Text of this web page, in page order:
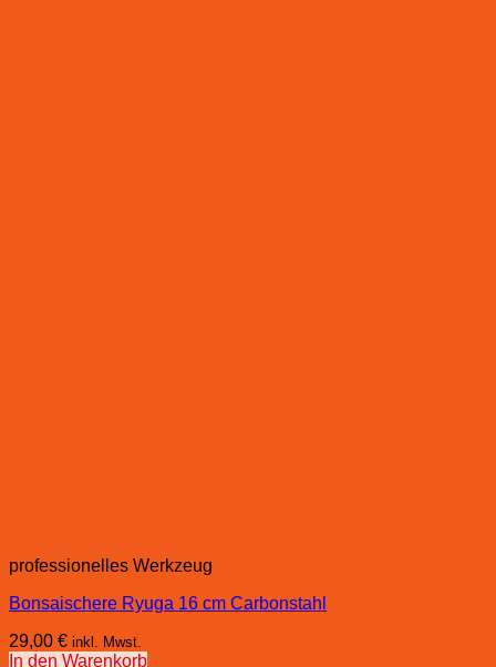
professionelles Werkzeug
Bonsaischere Ryuga 16 cm Carbonstahl
29,00 € inkl. Mwst.
In den Warenkorb